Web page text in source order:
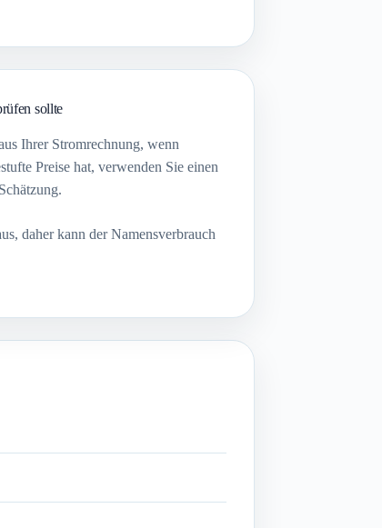
sollte
Ihrer Stromrechnung, wenn
Preise hat, verwenden Sie einen
daher kann der Namensverbrauch